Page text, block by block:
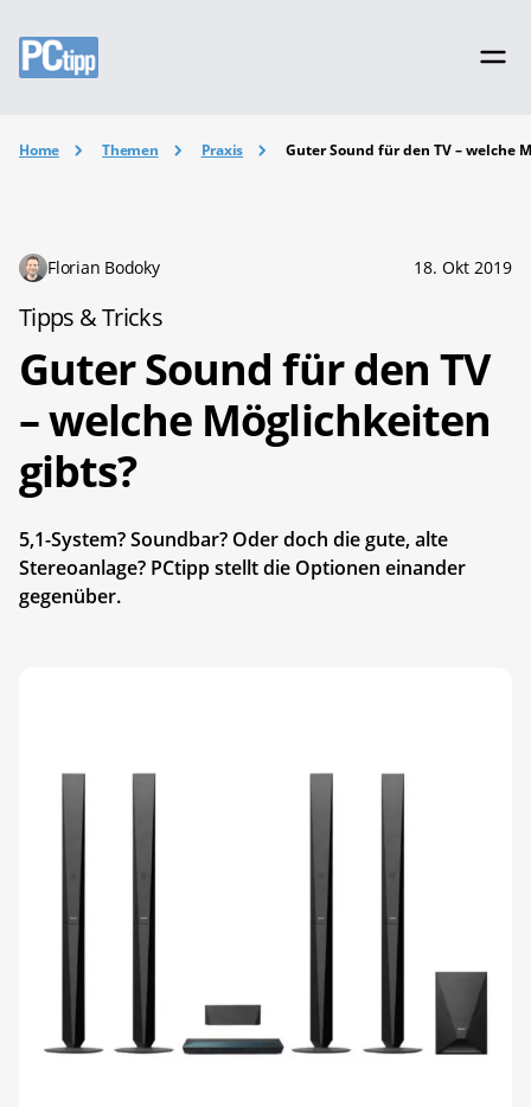
Home Themen Praxis Guter Sound für den TV – welche
Florian Bodoky 18. Okt 2019
Tipps & Tricks
Guter Sound für den TV
– welche Möglichkeiten
gibts?
5,1-System? Soundbar? Oder doch die gute, alte
Stereoanlage? PCtipp stellt die Optionen einander
gegenüber.